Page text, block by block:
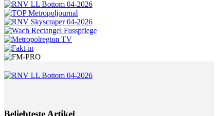
Beliebteste Artikel